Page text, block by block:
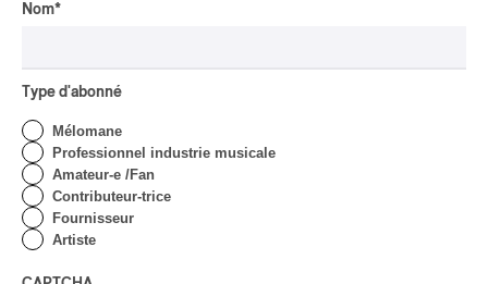
Par Frédéric Cardin
Anyma Ora envoûte la
Nom*
Type d'abonné
Mélomane
Professionnel industrie musicale
Amateur-e /Fan
Contributeur-trice
Fournisseur
Artiste